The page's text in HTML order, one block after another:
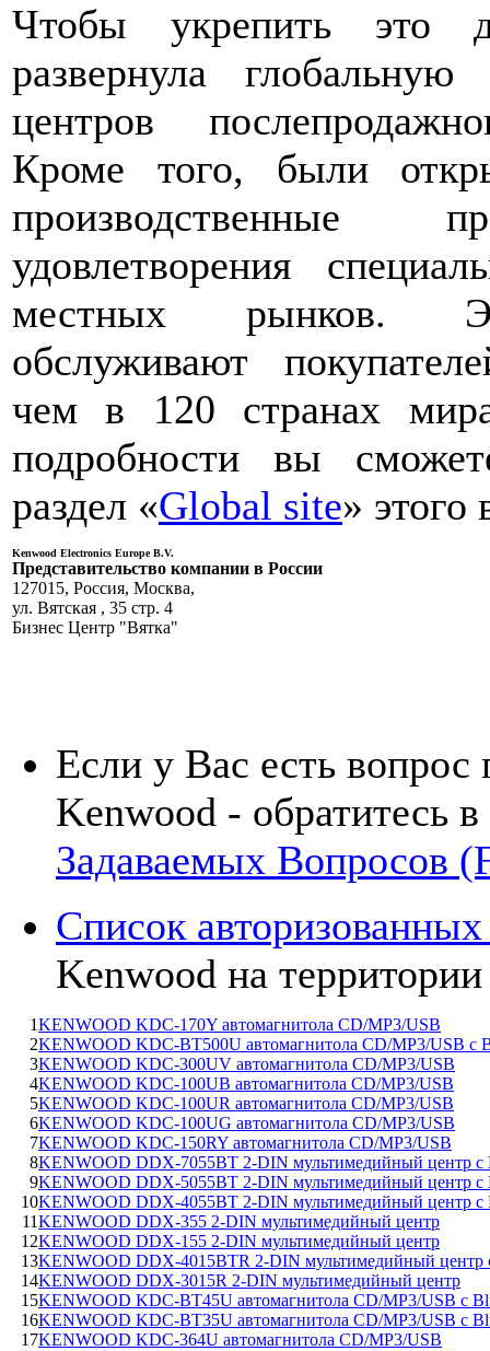
Чтобы укрепить это
развернула
центров
Кроме того, были
производственные
удовлетворения
местных рынков.
обслуживают
чем в 120 странах
подробности вы
раздел «Global site» этого
Kenwood Electronics Europe B.V.
Представительство компании в России
127015, Россия, Москва,
ул. Вятская , 35 стр. 4
Бизнес Центр "Вятка"
Если у Вас есть вопрос
Kenwood - обратитесь в
Задаваемых Вопросов
Список
Kenwood на
1KENWOOD KDC-170Y автомагнитола CD/MP3/USB
2KENWOOD KDC-BT500U автомагнитола CD/MP3/USB с
3KENWOOD KDC-300UV автомагнитола CD/MP3/USB
4KENWOOD KDC-100UB автомагнитола CD/MP3/USB
5KENWOOD KDC-100UR автомагнитола CD/MP3/USB
6KENWOOD KDC-100UG автомагнитола CD/MP3/USB
7KENWOOD KDC-150RY автомагнитола CD/MP3/USB
8KENWOOD DDX-7055BT 2-DIN мультимедийный центр с
9KENWOOD DDX-5055BT 2-DIN мультимедийный центр с
10KENWOOD DDX-4055BT 2-DIN мультимедийный центр с
11KENWOOD DDX-355 2-DIN мультимедийный центр
12KENWOOD DDX-155 2-DIN мультимедийный центр
13KENWOOD DDX-4015BTR 2-DIN мультимедийный центр
14KENWOOD DDX-3015R 2-DIN мультимедийный центр
15KENWOOD KDC-BT45U автомагнитола CD/MP3/USB с
16KENWOOD KDC-BT35U автомагнитола CD/MP3/USB с
17KENWOOD KDC-364U автомагнитола CD/MP3/USB